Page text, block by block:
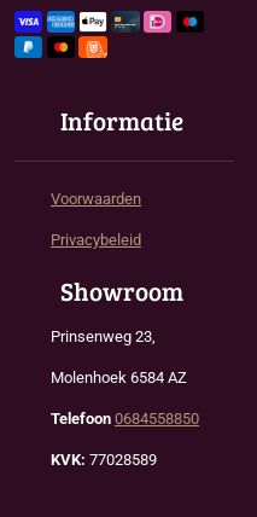
Informatie
Voorwaarden
Privacybeleid
Showroom
Prinsenweg 23,
Molenhoek 6584 AZ
Telefoon 0684558850
KVK: 77028589